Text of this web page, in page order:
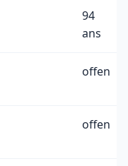
94
ans
offen
offen